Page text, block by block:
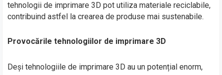
tehnologii de imprimare 3D pot utiliza materiale reciclabile,
contribuind astfel la crearea de produse mai sustenabile.
Provocările tehnologiilor de imprimare 3D
Deși tehnologiile de imprimare 3D au un potențial enorm,